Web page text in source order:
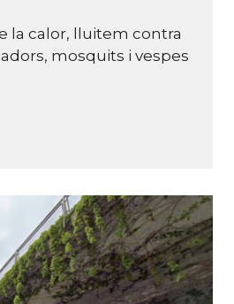
la calor, lluitem contra
mosquits i vespes